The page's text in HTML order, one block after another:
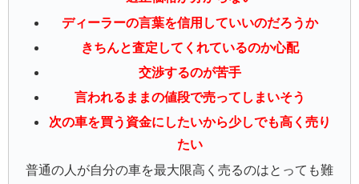
ディーラーの言葉を信用していいのだろうか
きちんと査定してくれているのか心配
交渉するのが苦手
言われるままの値段で売ってしまいそう
次の車を買う資金にしたいから少しでも高く売り
たい
普通の人が自分の車を最大限高く売るのはとっても難